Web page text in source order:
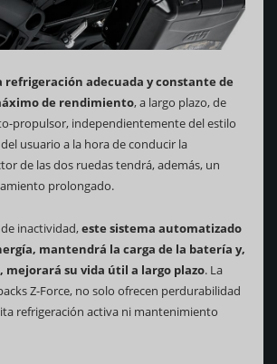
refrigeración adecuada y constante de
de rendimiento, a largo plazo, de
propulsor, independientemente del estilo
usuario a la hora de conducir la
de las dos ruedas tendrá, además, un
prolongado.
inactividad,este sistema automatizado
mantendrá la carga de la batería y,
mejorará su vida útil a largo plazo. La
Z-Force, no solo ofrecen perdurabilidad
refrigeración activa ni mantenimiento